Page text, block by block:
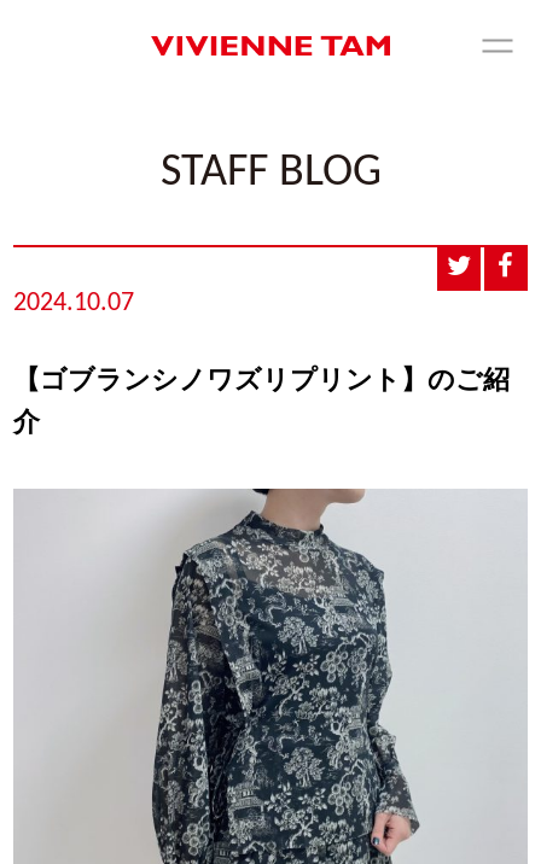
STAFF BLOG
2024.10.07
【ゴブランシノワズリプリント】のご紹
介